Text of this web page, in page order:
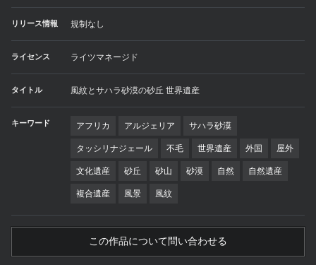
リリース情報 規制なし
ライセンス ライツマネージド
タイトル 風紋とサハラ砂漠の砂丘 世界遺産
キーワード アフリカ アルジェリア サハラ砂漠
タッシリナジェール 不毛 世界遺産 外国 屋外
文化遺産 砂丘 砂山 砂漠 自然 自然遺産
複合遺産 風景 風紋
この作品について問い合わせる